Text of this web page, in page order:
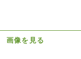
画像を見る